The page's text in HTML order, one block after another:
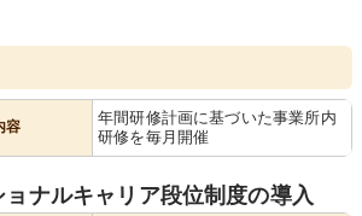
容
年間研修計画に基づいた事業所内
研修を毎月開催
ナルキャリア段位制度の導入